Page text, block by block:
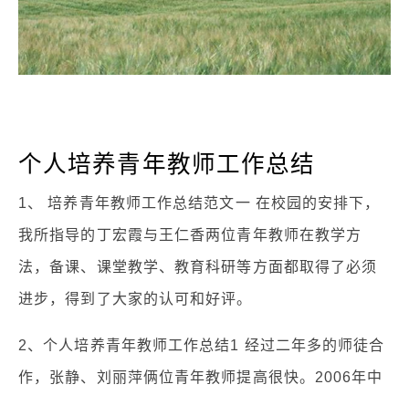
个人培养青年教师工作总结
1、 培养青年教师工作总结范文一 在校园的安排下，
我所指导的丁宏霞与王仁香两位青年教师在教学方
法，备课、课堂教学、教育科研等方面都取得了必须
进步，得到了大家的认可和好评。
2、个人培养青年教师工作总结1 经过二年多的师徒合
作，张静、刘丽萍俩位青年教师提高很快。2006年中